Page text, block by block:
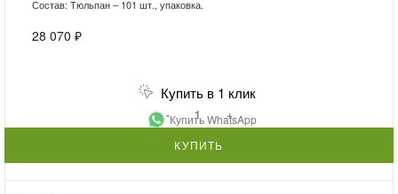
Состав: Тюльпан – 101 шт., упаковка.
28 070 ₽
Купить в 1 клик
Купить WhatsApp
- +
КУПИТЬ